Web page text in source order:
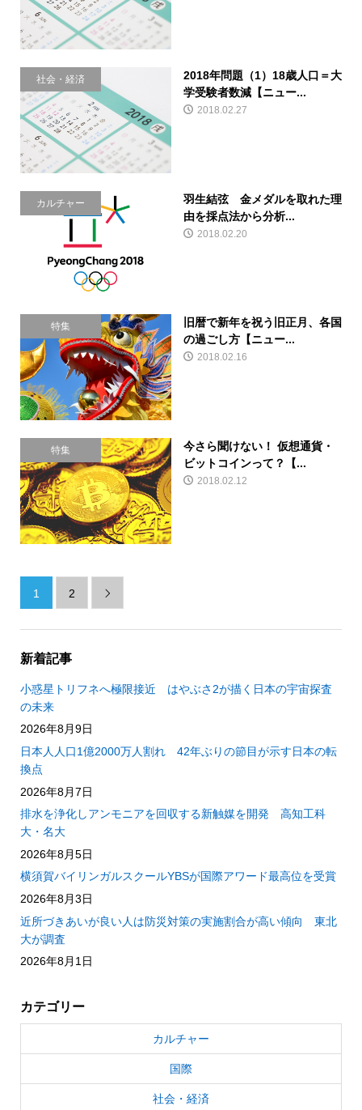
社会・経済
2018年問題（1）18歳人口＝大
学受験者数減【ニュー...
2018.02.27
カルチャー
羽生結弦 金メダルを取れた理
由を採点法から分析...
2018.02.20
特集
旧暦で新年を祝う旧正月、各国
の過ごし方【ニュー...
2018.02.16
特集
今さら聞けない！ 仮想通貨・
ビットコインって？【...
2018.02.12
1 2 
新着記事
小惑星トリフネへ極限接近 はやぶさ2が描く日本の宇宙探査
の未来
2026年8月9日
日本人人口1億2000万人割れ 42年ぶりの節目が示す日本の転
換点
2026年8月7日
排水を浄化しアンモニアを回収する新触媒を開発 高知工科
大・名大
2026年8月5日
横須賀バイリンガルスクールYBSが国際アワード最高位を受賞
2026年8月3日
近所づきあいが良い人は防災対策の実施割合が高い傾向 東北
大が調査
2026年8月1日
カテゴリー
カルチャー
国際
社会・経済